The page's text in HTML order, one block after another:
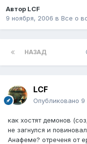
Автор LCF
9 ноября, 2006 в Все о
НАЗАД
LCF
Опубликовано 9
как хостят демонов
не загнулся и
Анафеме? отреченя от